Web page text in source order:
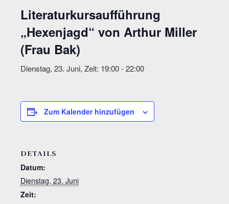
Literaturkursaufführung
„Hexenjagd“ von Arthur Miller
(Frau Bak)
Dienstag, 23. Juni, Zeit: 19:00-22:00
Zum Kalender hinzufügen
DETAILS
Datum:
Dienstag, 23. Juni
Zeit: